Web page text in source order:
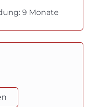
9 Monate